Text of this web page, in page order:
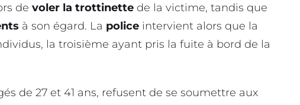
de voler la trottinette de la victime, tandis que
à son égard. La police intervient alors que la
la troisième ayant pris la fuite à bord de la
de 27 et 41 ans, refusent de se soumettre aux